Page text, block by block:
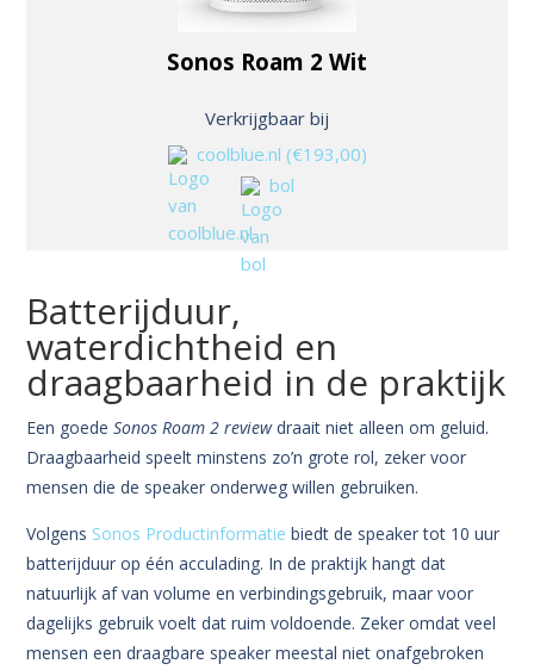
Sonos Roam 2 Wit
Verkrijgbaar bij
coolblue.nl (€193,00)
bol
Batterijduur,
waterdichtheid en
draagbaarheid in de praktijk
Een goedeSonos Roam 2 reviewdraait niet alleen om geluid.
Draagbaarheid speelt minstens zo’n grote rol, zeker voor
mensen die de speaker onderweg willen gebruiken.
Volgens Sonos Productinformatie biedt de speaker tot 10 uur
batterijduur op één acculading. In de praktijk hangt dat
natuurlijk af van volume en verbindingsgebruik, maar voor
dagelijks gebruik voelt dat ruim voldoende. Zeker omdat veel
mensen een draagbare speaker meestal niet onafgebroken